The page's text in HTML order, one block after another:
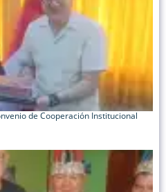
de Cooperación Institucional